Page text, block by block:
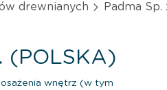
drewnianych Padma Sp.
(POLSKA)
wnętrz (w tym